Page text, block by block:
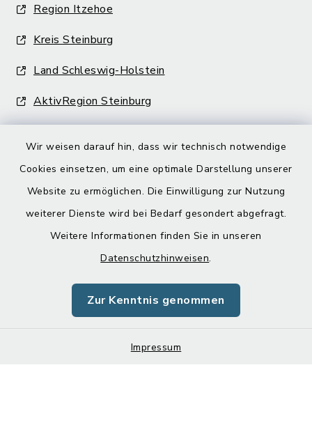
Wir weisen darauf hin, dass wir technisch notwendige
Cookies einsetzen, um eine optimale Darstellung unserer
Website zu ermöglichen. Die Einwilligung zur Nutzung
weiterer Dienste wird bei Bedarf gesondert abgefragt.
Weitere Informationen finden Sie in unseren
Datenschutzhinweisen.
Zur Kenntnis genommen
Impressum
Region Itzehoe
Kreis Steinburg
Land Schleswig-Holstein
AktivRegion Steinburg
Barrierefreiheit
Impressum
Sitemap